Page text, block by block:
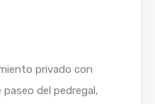
privado con
paseo del pedregal,